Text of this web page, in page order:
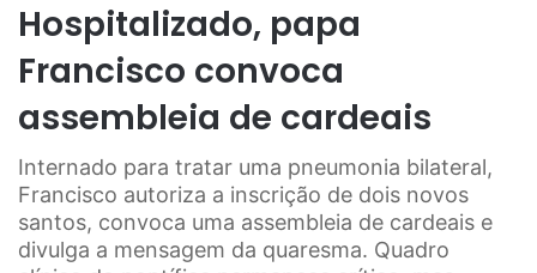
Hospitalizado, papa
Francisco convoca
assembleia de cardeais
Internado para tratar uma pneumonia bilateral,
Francisco autoriza a inscrição de dois novos
santos, convoca uma assembleia de cardeais e
divulga a mensagem da quaresma. Quadro